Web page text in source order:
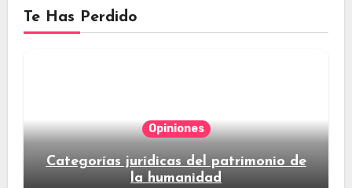
Te Has Perdido
Opiniones
Categorías jurídicas del patrimonio de
la humanidad